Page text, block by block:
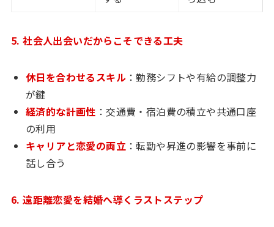
5. 社会人出会いだからこそできる工夫
休日を合わせるスキル：勤務シフトや有給の調整力
が鍵
経済的な計画性 ：交通費・宿泊費の積立や共通口座
の利用
キャリアと恋愛の両立 ：転勤や昇進の影響を事前に
話し合う
6. 遠距離恋愛を結婚へ導くラストステップ